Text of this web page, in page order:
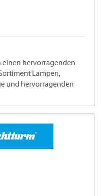
hervorragenden
Lampen,
und hervorragenden